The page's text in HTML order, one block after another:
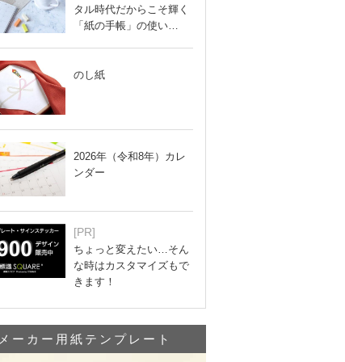
タル時代だからこそ輝く
「紙の手帳」の使い…
のし紙
2026年（令和8年）カレ
ンダー
[PR]
ちょっと変えたい…そん
な時はカスタマイズもで
きます！
メーカー用紙テンプレート